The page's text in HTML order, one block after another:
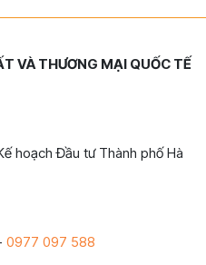
VÀ THƯƠNG MẠI QUỐC TẾ
hoạch Đầu tư Thành phố Hà
0977 097 588